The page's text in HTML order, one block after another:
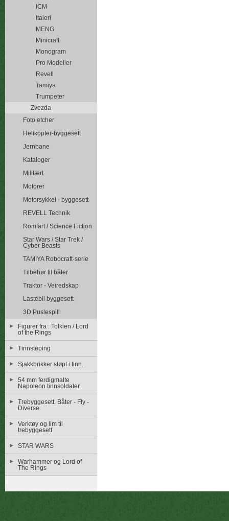
ICM
Italeri
MENG
Minicraft
Monogram
Pro Modeller
Revell
Tamiya
Trumpeter
Zvezda
Foto etcher
Helikopter-byggesett
Jernbane
Kataloger
Militært
Motorer
Motorsykkel - byggesett
REVELL Technik
Romfart / Science Fiction
Star Wars / Star Trek /
Cyber Beasts
TAMIYA Robocraft-serie
Tilbehør til båter
Traktor - Veiredskap
Lastebil byggesett
3D Puslespill
Figurer fra : Tolkien / Lord
of the Rings
Tinnstøping
Sjakkbrikker støpt i tinn.
54 mm ferdigmalte
Napoleon tinnsoldater.
Trebyggesett. Båter - Fly -
Diverse
Verktøy og lim til
trebyggesett
STAR WARS
Warhammer og Lord of
The Rings